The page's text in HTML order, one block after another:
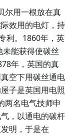
尔用一根放在真
效用的电灯，持
利。1860年，英
未能获得使碳丝
年，英国的真
空下用碳丝通电
子是英国用电照
两名电气技师申
，以通电的碳杆
明，于是在